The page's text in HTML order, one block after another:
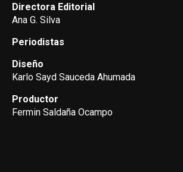
Directora Editorial
Ana G. Silva
Periodistas
Diseño
Karlo Sayd Sauceda Ahumada
Productor
Fermin Saldaña Ocampo